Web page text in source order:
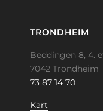
TRONDHEIM
Beddingen 8, 4.
7042 Trondheim
73 87 14 70
Kart